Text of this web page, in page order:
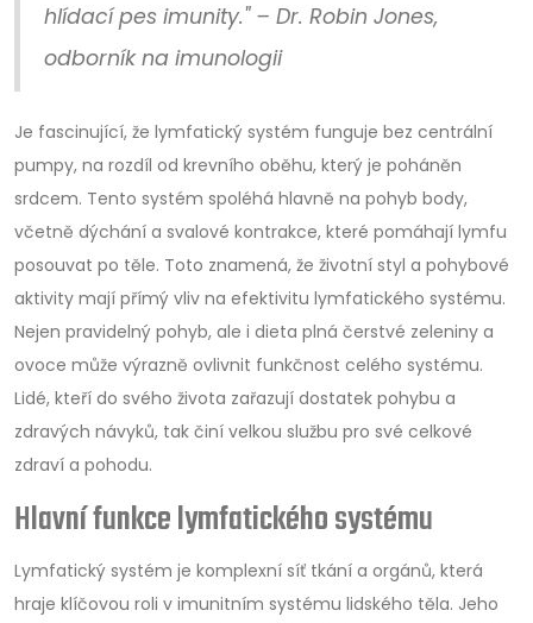
hlídací pes imunity." – Dr. Robin Jones,
odborník na imunologii
Je fascinující, že lymfatický systém funguje bez centrální
pumpy, na rozdíl od krevního oběhu, který je poháněn
srdcem. Tento systém spoléhá hlavně na pohyb body,
včetně dýchání a svalové kontrakce, které pomáhají lymfu
posouvat po těle. Toto znamená, že životní styl a pohybové
aktivity mají přímý vliv na efektivitu lymfatického systému.
Nejen pravidelný pohyb, ale i dieta plná čerstvé zeleniny a
ovoce může výrazně ovlivnit funkčnost celého systému.
Lidé, kteří do svého života zařazují dostatek pohybu a
zdravých návyků, tak činí velkou službu pro své celkové
zdraví a pohodu.
Hlavní funkce lymfatického systému
Lymfatický systém je komplexní síť tkání a orgánů, která
hraje klíčovou roli v imunitním systému lidského těla. Jeho